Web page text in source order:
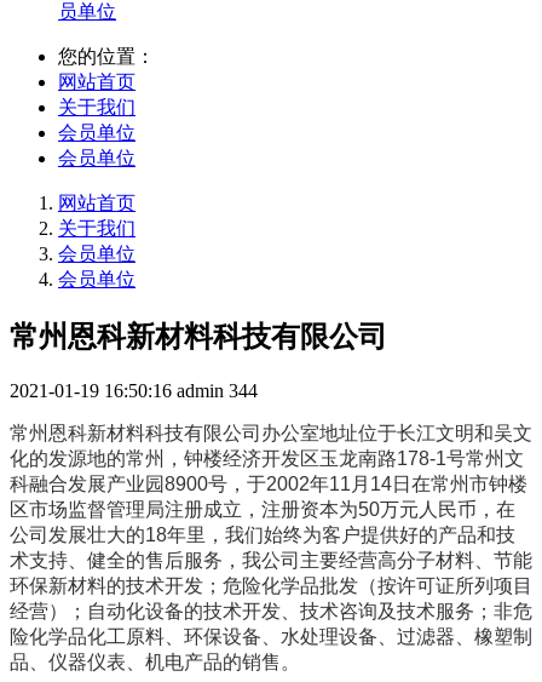
员单位
您的位置：
网站首页
关于我们
会员单位
会员单位
网站首页
关于我们
会员单位
会员单位
常州恩科新材料科技有限公司
2021-01-19 16:50:16 admin 344
常州恩科新材料科技有限公司办公室地址位于长江文明和吴文
化的发源地的常州，钟楼经济开发区玉龙南路178-1号常州文
科融合发展产业园8900号，于2002年11月14日在常州市钟楼
区市场监督管理局注册成立，注册资本为50万元人民币，在
公司发展壮大的18年里，我们始终为客户提供好的产品和技
术支持、健全的售后服务，我公司主要经营高分子材料、节能
环保新材料的技术开发；危险化学品批发（按许可证所列项目
经营）；自动化设备的技术开发、技术咨询及技术服务；非危
险化学品化工原料、环保设备、水处理设备、过滤器、橡塑制
品、仪器仪表、机电产品的销售。